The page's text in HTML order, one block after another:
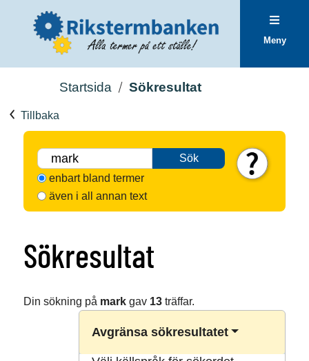
Meny
Startsida Sökresultat
Tillbaka
Sök
enbart bland termer
även i all annan text
Sökresultat
Din sökning på markgav 13träffar.
Avgränsa sökresultatet